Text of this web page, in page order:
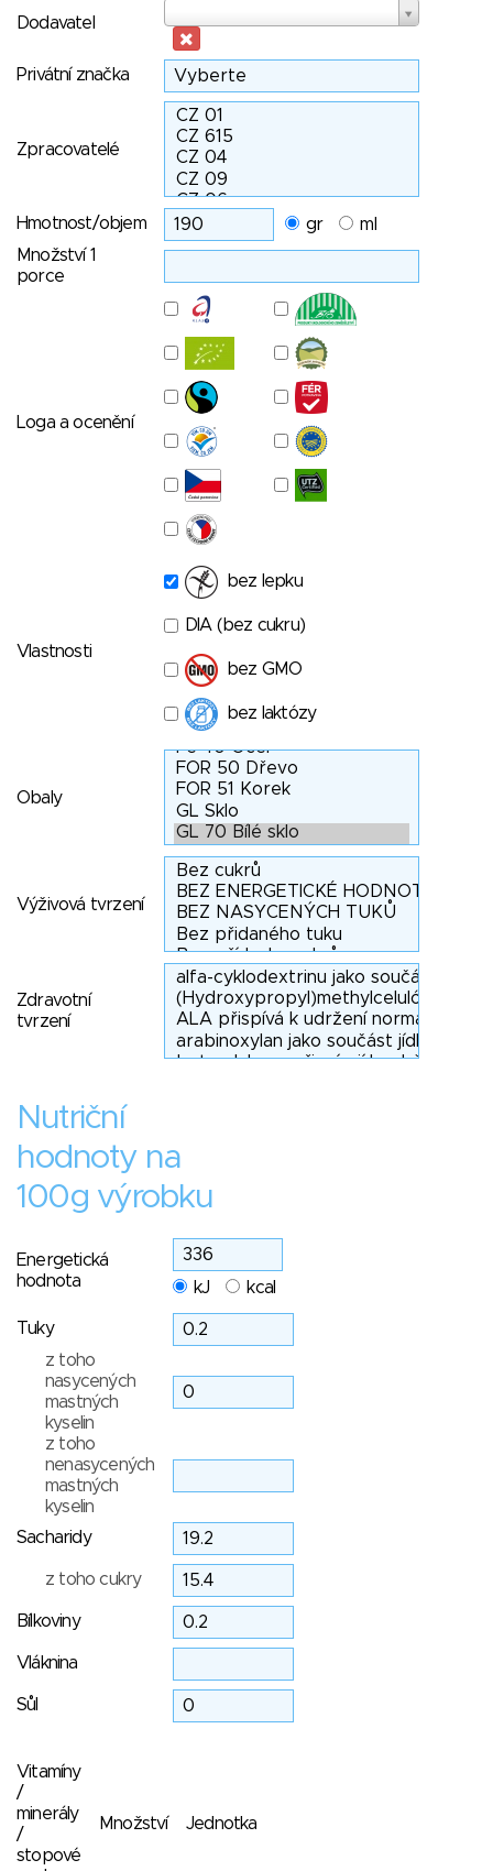
Dodavatel
Privátní značka
Zpracovatelé
Hmotnost/objem gr
ml
Množství 1
porce
Loga a ocenění
Vlastnosti
bez lepku
DIA (bez cukru)
bez GMO
bez laktózy
Obaly
Výživová tvrzení
Zdravotní
tvrzení
Nutriční
hodnoty na
100g výrobku
Energetická
hodnota
kJ kcal
Tuky
z toho
nasycených
mastných
kyselin
z toho
nenasycených
mastných
kyselin
Sacharidy
z toho cukry
Bílkoviny
Vláknina
Sůl
Vitamíny
/
minerály
/
stopové
Množství Jednotka